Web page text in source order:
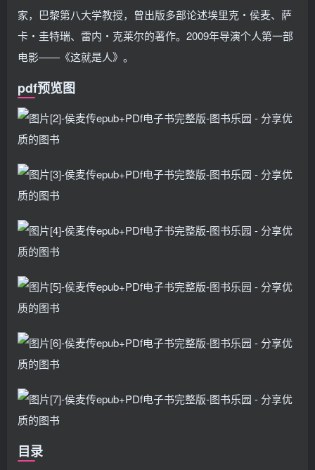
家，巴黎第八大学教授，曾出版多部论述埃里克・侯麦、萨
卡・圭特瑞、雷内・克莱尔的著作。2009年导演个人第一部
电影――《这就是人》。
pdf预览图
目录